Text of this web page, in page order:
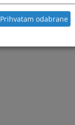
Prihvatam odabrane